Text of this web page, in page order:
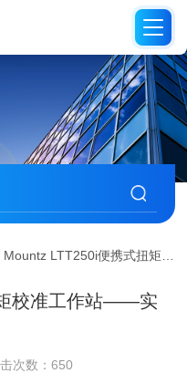
Mountz LTT250i便携式扭矩校准工作站——实验室与现场两用配置
校准工作站——实
次数：650